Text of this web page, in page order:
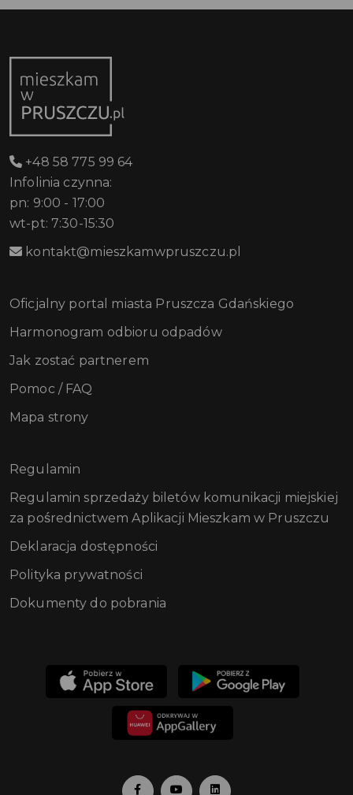
+48 58 775 99 64
Infolinia czynna:
pn: 9:00 - 17:00
wt-pt: 7:30-15:30
kontakt@mieszkamwpruszczu.pl
Oficjalny portal miasta Pruszcza Gdańskiego
Harmonogram odbioru odpadów
Jak zostać partnerem
Pomoc / FAQ
Mapa strony
Regulamin
Regulamin sprzedaży biletów komunikacji miejskiej
za pośrednictwem Aplikacji Mieszkam w Pruszczu
Deklaracja dostępności
Polityka prywatności
Dokumenty do pobrania